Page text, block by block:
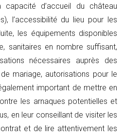
d’accueil du château
l’accessibilité du lieu pour les
les équipements disponibles
sanitaires en nombre suffisant,
nécessaires auprès des
mariage, autorisations pour le
important de mettre en
les arnaques potentielles et
en leur conseillant de visiter les
et de lire attentivement les